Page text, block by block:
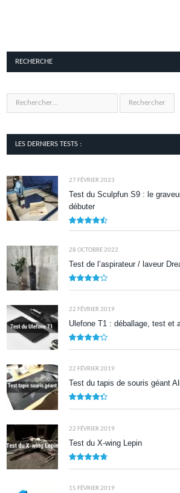
RECHERCHE
LES DERNIERS TESTS :
27 FÉVRIER 2023
Test du Sculpfun S9 : le
débuter
28 OCTOBRE 2022
Test de l’aspirateur / laveur
22 FÉVRIER 2019
Ulefone T1 : déballage, test et
22 FÉVRIER 2019
Test du tapis de souris géant
22 FÉVRIER 2019
Test du X-wing Lepin
15 FÉVRIER 2019